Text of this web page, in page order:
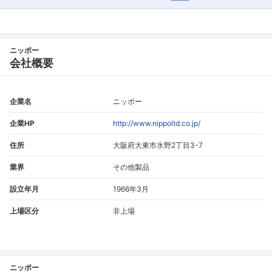
ニッポー
会社概要
企業名 ニッポー
企業HP http://www.nippoltd.co.jp/
住所 大阪府大東市氷野2丁目3-7
業界 その他製品
設立年月 1966年3月
上場区分 非上場
ニッポー